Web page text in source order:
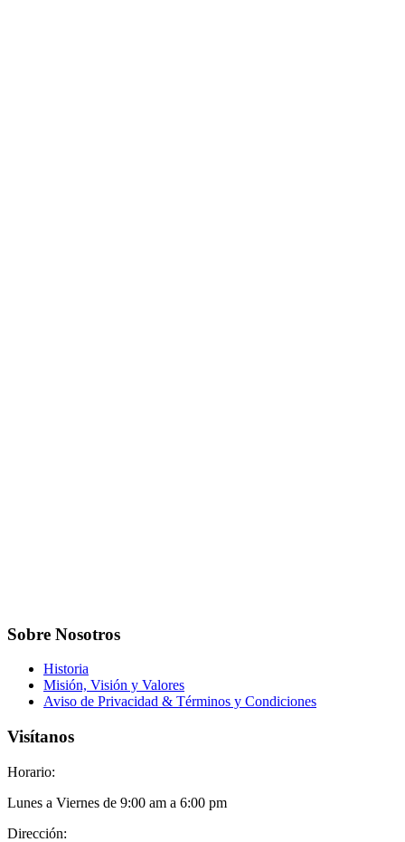
Sobre Nosotros
Historia
Misión, Visión y Valores
Aviso de Privacidad & Términos y Condiciones
Visítanos
Horario:
Lunes a Viernes de 9:00 am a 6:00 pm
Dirección: